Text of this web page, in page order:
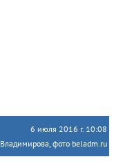
6 июля 2016 г. 10:08
фото beladm.ru